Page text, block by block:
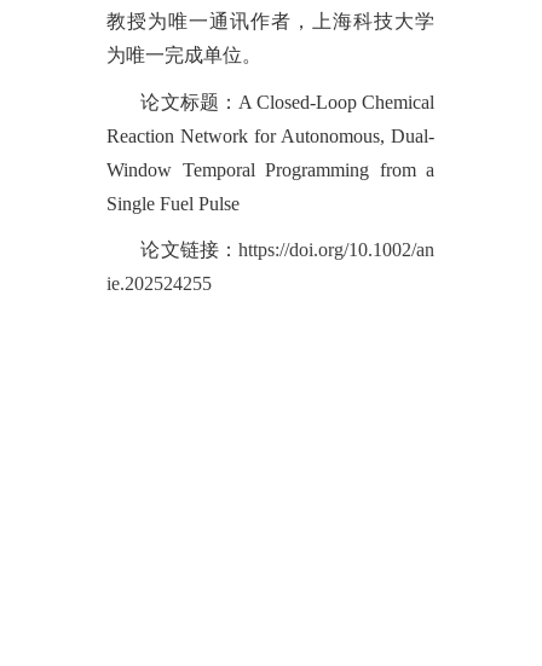
教授为唯一通讯作者，上海科技大学
为唯一完成单位。
论文标题： A Closed-Loop Chemical
Reaction Network for Autonomous, Dual-
Window Temporal Programming from a
Single Fuel Pulse
论文链接：https://doi.org/10.1002/an
ie.202524255